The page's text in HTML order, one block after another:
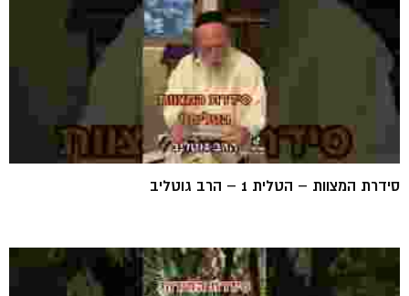
סידרת המצוות – הטלית 1 – הרב גוטליב